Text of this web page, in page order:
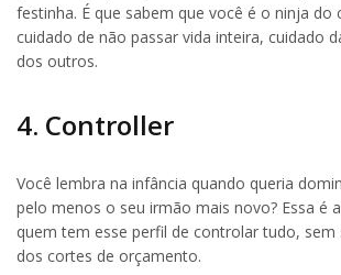
festinha. É que sabem que você é o ninja do
cuidado de não passar vida inteira, cuidado
dos outros.
4. Controller
Você lembra na infância quando queria
pelo menos o seu irmão mais novo? Essa é
quem tem esse perfil de controlar tudo,
dos cortes de orçamento.